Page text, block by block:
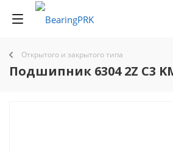
Открытого и закрытого типа
Подшипник 6304 2Z C3